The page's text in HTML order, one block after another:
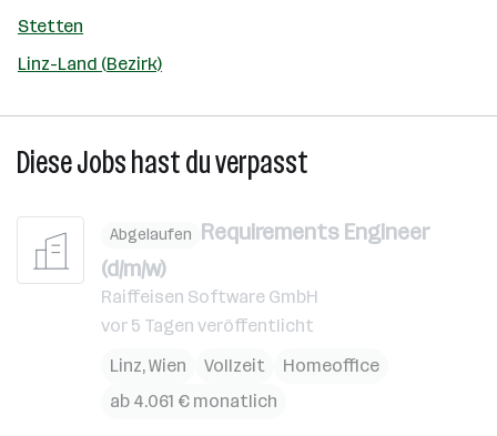
Stetten
Linz-Land (Bezirk)
Diese Jobs hast du verpasst
Abgelaufen Requirements Engineer
(d/m/w)
Raiffeisen Software GmbH
vor 5 Tagen veröffentlicht
Linz,Wien Vollzeit
Homeoffice
ab 4.061 € monatlich